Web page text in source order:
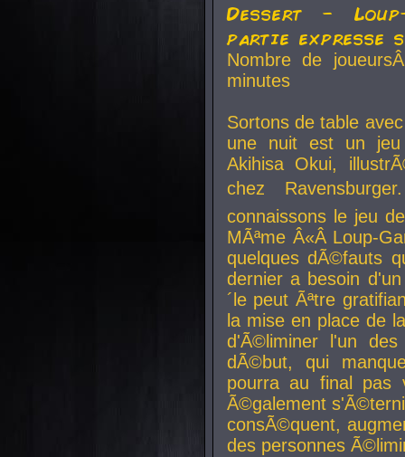
Dessert -
partie expresse
Nombre de
minutes
Sortons de table
une nuit est un
Akihisa Okui,
chez
connaissons le jeu
MÃªme Â«Â Loup-
quelques dÃ©fauts
dernier a besoin
´le peut Ãªtre
la mise en place de
d'Ã©liminer l'un
dÃ©but, qui
pourra au final pas
Ã©galement
consÃ©quent,
des personnes